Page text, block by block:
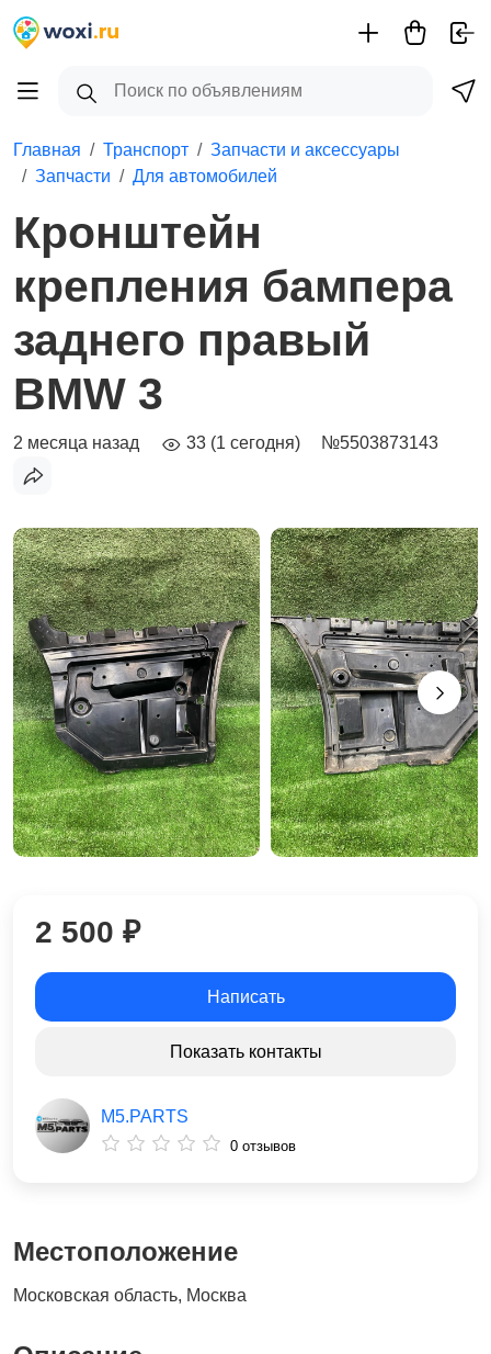
Главная Транспорт
Запчасти и аксессуары
Запчасти
Для автомобилей
Кронштейн
крепления бампера
заднего правый
BMW 3
2 месяца назад 33 (1 сегодня) №5503873143
Местоположение
Московская область, Москва
2 500 ₽
Написать
Показать контакты
M5.PARTS
0 отзывов